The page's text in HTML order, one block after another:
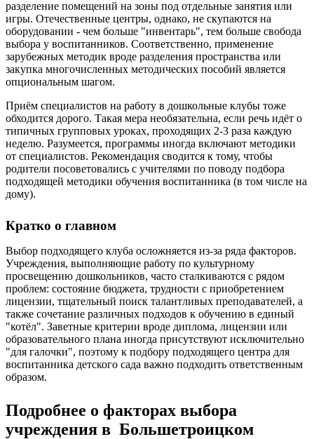
разделение помещений на зоны под отдельные занятия или
игры. Отечественные центры, однако, не скупаются на
оборудовании - чем больше "инвентарь", тем больше свобода
выбора у воспитанников. Соответственно, применение
зарубежных методик вроде разделения пространства или
закупка многочисленных методических пособий является
опциональным шагом.
Приём специалистов на работу в дошкольные клубы тоже
обходится дорого. Такая мера необязательна, если речь идёт о
типичных групповых уроках, проходящих 2-3 раза каждую
неделю. Разумеется, программы иногда включают методики
от специалистов. Рекомендация сводится к тому, чтобы
родители посоветовались с учителями по поводу подбора
подходящей методики обучения воспитанника (в том числе на
дому).
Кратко о главном
Выбор подходящего клуба осложняется из-за ряда факторов.
Учреждения, выполняющие работу по культурному
просвещению дошкольников, часто сталкиваются с рядом
проблем: состояние бюджета, трудности с приобретением
лицензии, тщательный поиск талантливых преподавателей, а
также сочетание различных подходов к обучению в единый
"котёл". Заветные критерии вроде диплома, лицензии или
образовательного плана иногда присутствуют исключительно
"для галочки", поэтому к подбору подходящего центра для
воспитанника детского сада важно подходить ответственным
образом.
Подробнее о факторах выбора
учреждения в Большетроицком